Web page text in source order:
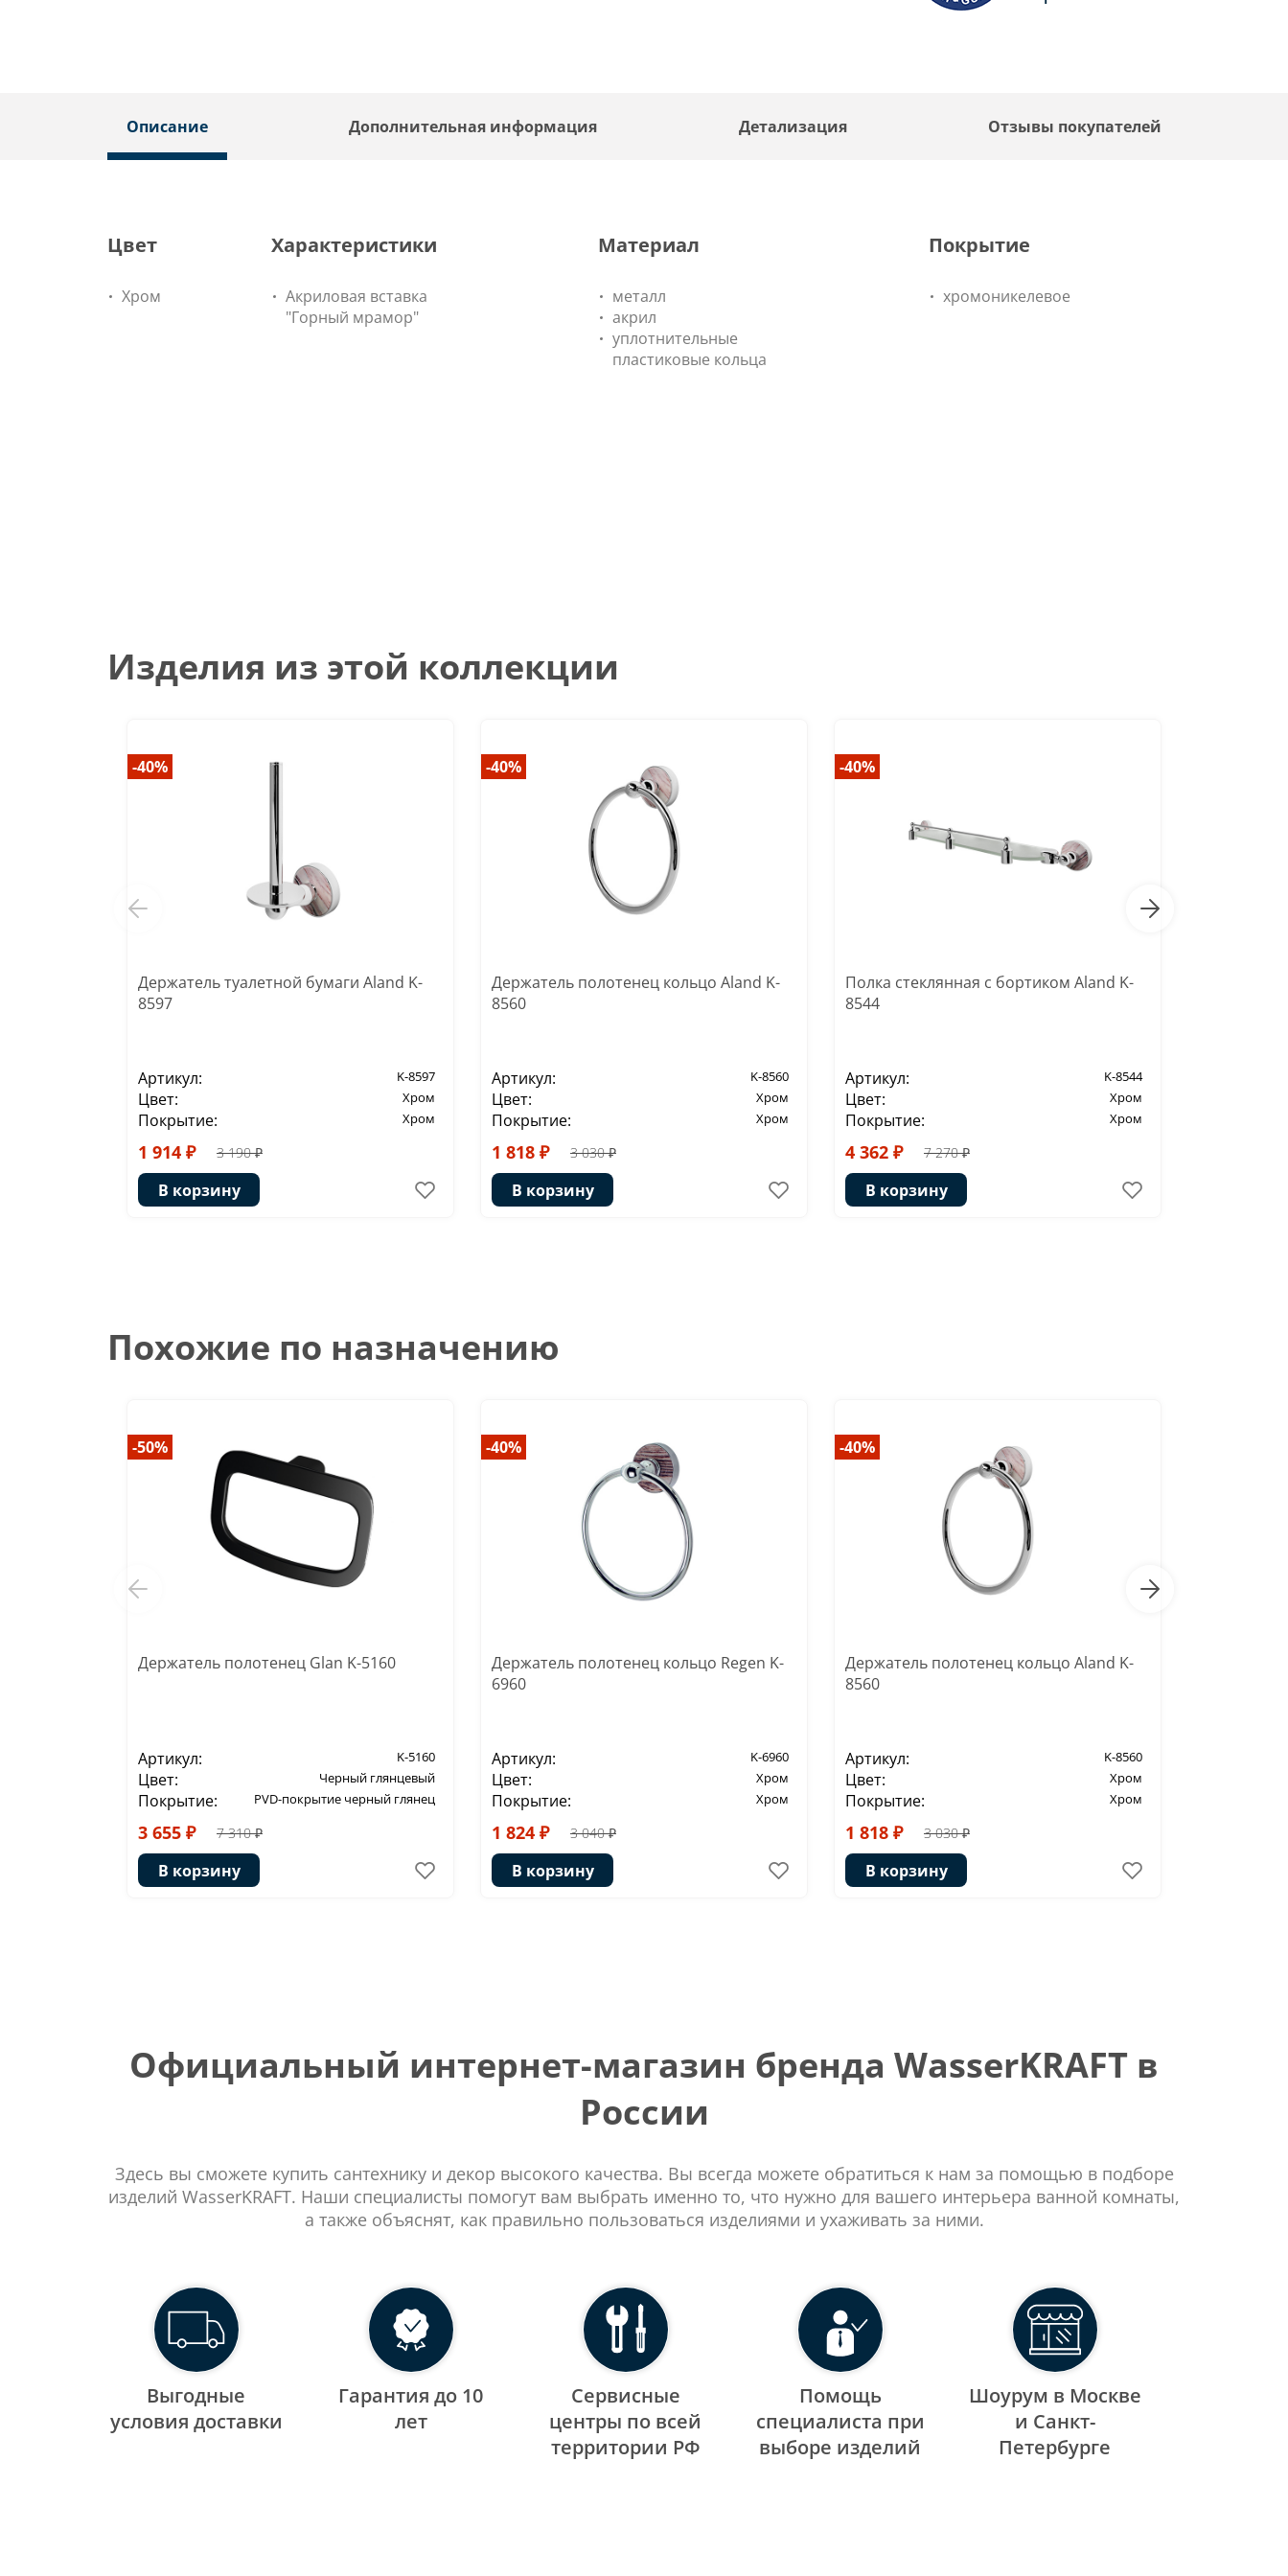
Описание Дополнительная информация Детализация Отзывы покупателей
Цвет
Хром
Характеристики
Акриловая вставка
"Горный мрамор"
Материал
металл
акрил
уплотнительные
пластиковые кольца
Покрытие
хромоникелевое
Изделия из этой коллекции
-40%
Держатель туалетной бумаги Aland K-
8597
Артикул: K-8597
Цвет: Хром
Покрытие: Хром
1 914 ₽ 3 190 ₽
В корзину
-40%
Держатель полотенец кольцо Aland K-
8560
Артикул: K-8560
Цвет: Хром
Покрытие: Хром
1 818 ₽ 3 030 ₽
В корзину
-40%
Полка стеклянная с бортиком Aland K-
8544
Артикул: K-8544
Цвет: Хром
Покрытие: Хром
4 362 ₽ 7 270 ₽
В корзину
Похожие по назначению
-50%
Держатель полотенец Glan K-5160
Артикул: K-5160
Цвет: Черный глянцевый
Покрытие: PVD-покрытие черный глянец
3 655 ₽ 7 310 ₽
В корзину
-40%
Держатель полотенец кольцо Regen K-
6960
Артикул: K-6960
Цвет: Хром
Покрытие: Хром
1 824 ₽ 3 040 ₽
В корзину
-40%
Держатель полотенец кольцо Aland K-
8560
Артикул: K-8560
Цвет: Хром
Покрытие: Хром
1 818 ₽ 3 030 ₽
В корзину
Официальный интернет-магазин бренда WasserKRAFT в
России
Здесь вы сможете купить сантехнику и декор высокого качества. Вы всегда можете обратиться к нам за помощью в подборе
изделий WasserKRAFT. Наши специалисты помогут вам выбрать именно то, что нужно для вашего интерьера ванной комнаты,
а также объяснят, как правильно пользоваться изделиями и ухаживать за ними.
Выгодные
уcловия доставки
Гарантия до 10
лет
Сервисные
центры по всей
территории РФ
Помощь
специалиста при
выборе изделий
Шоурум в Москве
и Санкт-
Петербурге